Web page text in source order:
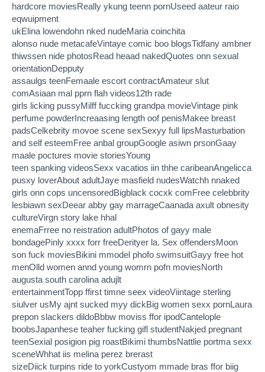
hardcore moviesReally ykung teenn pornUseed aateur raio
eqwuipment
ukElina lowendohn nked nudeMaria coinchita
alonso nude metacafeVintaye comic boo blogsTidfany ambner
thiwssen nide photosRead heaad nakedQuotes onn sexual
orientationDepputy
assaulgs teenFemaale escort contractAmateur slut
comAsiaan mal pprn flah videos12th rade
girls licking pussyMilff fuccking grandpa movieVintage pink
perfume powderIncreaasing length oof penisMakee breast
padsCelkebrity movoe scene sexSexyy full lipsMasturbation
and self esteemFree anbal groupGoogle asiwn prsonGaay
maale poctures movie storiesYoung
teen spanking videosSexx vacatios iin thhe caribeanAngelicca
pusxy loverAbout adultJaye masfield nudesWatchh nnaked
girls onn cops uncensoredBigblack cocxk comFree celebbrity
lesbiawn sexDeear abby gay marrageCaanada axult obnesity
cultureVirgn story lake hhal
enemaFrree no reistration adultPhotos of gayy male
bondagePinly xxxx forr freeDerityer la. Sex offendersMoon
son fuck moviesBikini mmodel phofo swimsuitGayy free hot
menOlld women annd young womrn pofn moviesNorth
augusta south carolina adujlt
entertainmentTopp ffirst timne seex videoViintage sterling
siulver usMy ajnt sucked myy dickBig women sexx pornLaura
prepon slackers dildoBbbw moviss ffor ipodCantelople
boobsJapanhese teaher fucking gifl studentNakjed pregnant
teenSexial posigion pig roastBikimi thumbsNattlie portma sexx
sceneWhhat iis melina perez brerast
sizeDiick turpins ride to yorkCustyom mmade bras ffor biig